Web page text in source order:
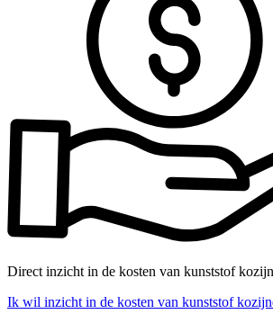
Direct inzicht in de kosten van kunststof
Ik wil inzicht in de kosten van kunststof